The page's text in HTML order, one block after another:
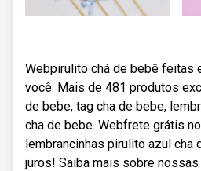
Webpirulito chá de bebê feitas
você. Mais de 481 produtos
de bebe, tag cha de bebe,
cha de bebe. Webfrete grátis
lembrancinhas pirulito azul cha
juros! Saiba mais sobre